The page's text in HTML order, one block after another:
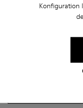
Konfiguration
Flache
Slipper